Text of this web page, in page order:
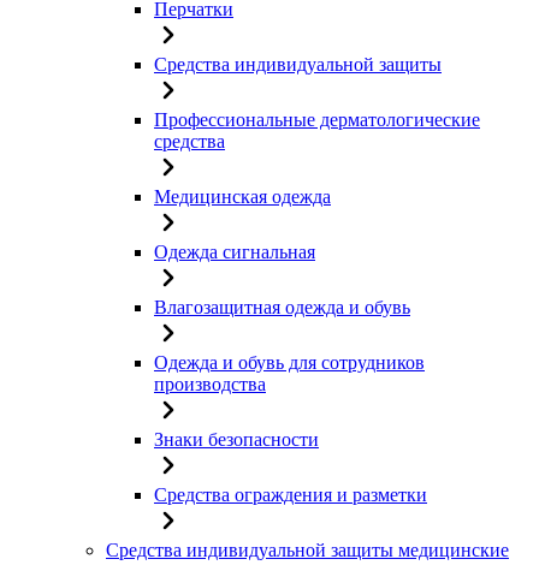
Перчатки
Средства индивидуальной защиты
Профессиональные дерматологические
средства
Медицинская одежда
Одежда сигнальная
Влагозащитная одежда и обувь
Одежда и обувь для сотрудников
производства
Знаки безопасности
Средства ограждения и разметки
Средства индивидуальной защиты медицинские